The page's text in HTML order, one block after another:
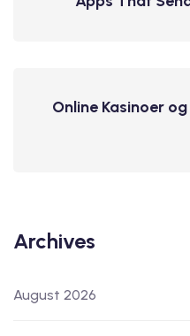
Online Kasinoer
Archives
August 2026